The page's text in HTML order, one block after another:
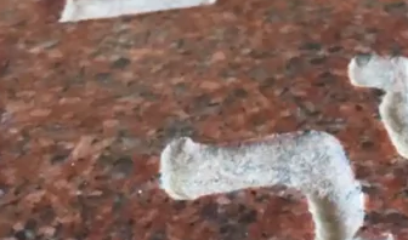
תהילים, שיר השירים ועוד:
בתורת ה'" ועוד ציטוטים
חופשי ולכתוב את שעל ליבכם.